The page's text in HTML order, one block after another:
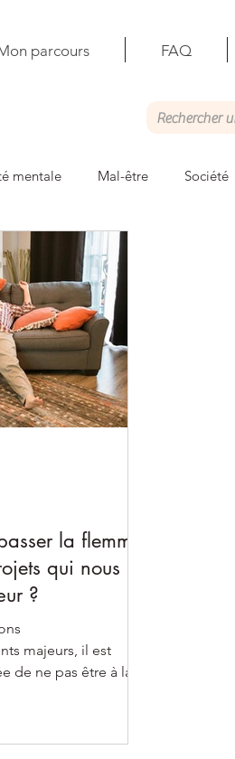
parcours FAQ
mentale Mal-être Société
familiales
la flemme
qui nous
?
majeurs, il est
de ne pas être à la